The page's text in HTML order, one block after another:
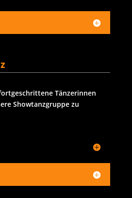
Tänzerinnen
Showtanzgruppe zu